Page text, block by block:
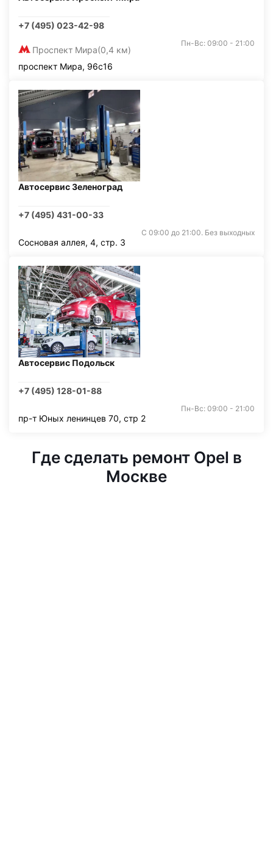
+7 (495) 023-42-98
Проспект Мира(0,4 км)
Пн-Вс: 09:00 - 21:00
проспект Мира, 96с16
Автосервис Зеленоград
+7 (495) 431-00-33
С 09:00 до 21:00. Без выходных
Сосновая аллея, 4, стр. 3
Автосервис Подольск
+7 (495) 128-01-88
Пн-Вс: 09:00 - 21:00
пр-т Юных ленинцев 70, стр 2
Где сделать ремонт Opel в
Москве